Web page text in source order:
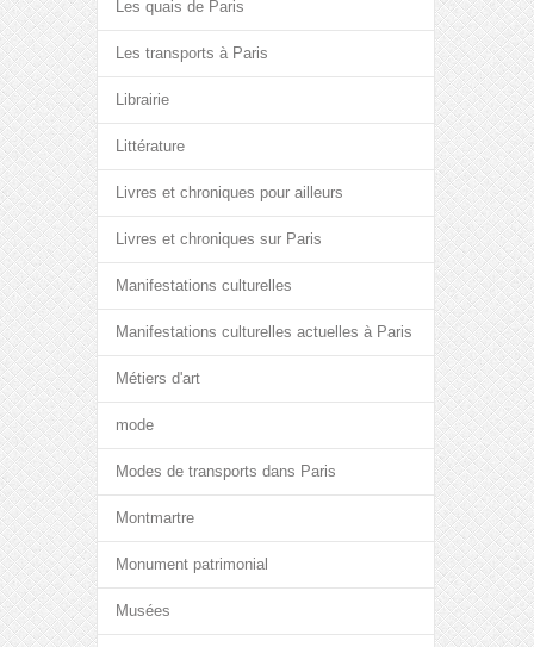
Les quais de Paris
Les transports à Paris
Librairie
Littérature
Livres et chroniques pour ailleurs
Livres et chroniques sur Paris
Manifestations culturelles
Manifestations culturelles actuelles à Paris
Métiers d'art
mode
Modes de transports dans Paris
Montmartre
Monument patrimonial
Musées